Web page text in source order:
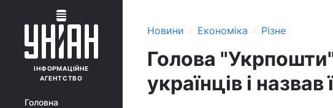
ІНФОРМАЦІЙНЕ
АГЕНТСТВО
Головна
Новини › Економіка › Різне
Голова
українців і